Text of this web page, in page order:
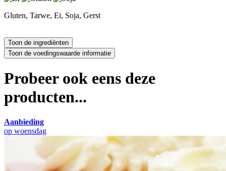
Gluten, Tarwe, Ei, Soja, Gerst
Probeer ook eens deze
producten...
Aanbieding
op woensdag